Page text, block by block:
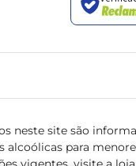
neste site são
para